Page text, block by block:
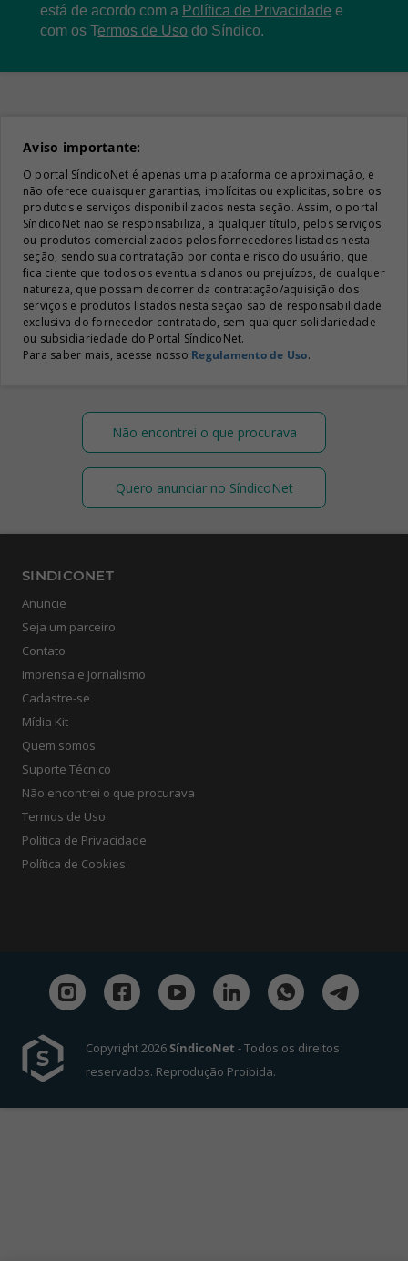
está de acordo com a Política de Privacidade e
com os Termos de Uso do Síndico.
Aviso importante:
O portal SíndicoNet é apenas uma plataforma de aproximação, e
não oferece quaisquer garantias, implícitas ou explicitas, sobre os
produtos e serviços disponibilizados nesta seção. Assim, o portal
SíndicoNet não se responsabiliza, a qualquer título, pelos serviços
ou produtos comercializados pelos fornecedores listados nesta
seção, sendo sua contratação por conta e risco do usuário, que
fica ciente que todos os eventuais danos ou prejuízos, de qualquer
natureza, que possam decorrer da contratação/aquisição dos
serviços e produtos listados nesta seção são de responsabilidade
exclusiva do fornecedor contratado, sem qualquer solidariedade
ou subsidiariedade do Portal SíndicoNet.
Para saber mais, acesse nosso Regulamento de Uso.
Não encontrei o que procurava
Quero anunciar no SíndicoNet
SINDICONET
Anuncie
Seja um parceiro
Contato
Imprensa e Jornalismo
Cadastre-se
Mídia Kit
Quem somos
Suporte Técnico
Não encontrei o que procurava
Termos de Uso
Política de Privacidade
Política de Cookies
Copyright 2026SíndicoNet - Todos os direitos
reservados. Reprodução Proibida.